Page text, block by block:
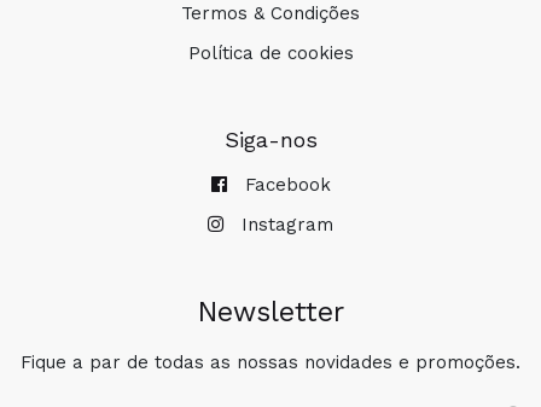
COMPRAR
Termos & Condições
Política de cookies
Siga-nos
Facebook
Instagram
Newsletter
Fique a par de todas as nossas novidades e promoções.